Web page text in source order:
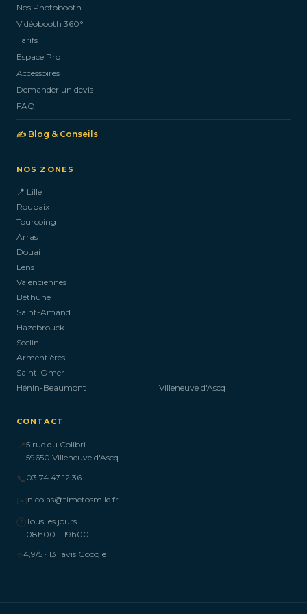
Nos Photobooth
Vidéobooth 360°
Tarifs
Espace Pro
Accessoires
Demander un devis
FAQ
✍️ Blog & Conseils
NOS ZONES
📍 Lille
Roubaix
Tourcoing
Arras
Douai
Lens
Valenciennes
Béthune
Saint-Amand
Hazebrouck
Seclin
Armentières
Saint-Omer
Hénin-Beaumont
Villeneuve d'Ascq
CONTACT
📍5 rue du Colibri
59650 Villeneuve d'Ascq
📞 03 74 47 12 36
✉️nicolas@timetosmile.fr
🕐Tous les jours
08h00 – 19h00
⭐4,9/5 · 131 avis Google